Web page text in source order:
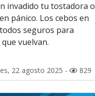
invadido tu tostadora o
pánico. Los cebos en
seguros para
vuelvan.
22 agosto 2025 - 829